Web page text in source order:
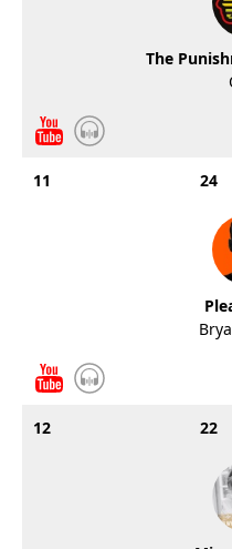
The
11 24
12 22